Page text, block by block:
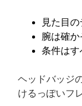
見た目
腕は確か
条件はす
ヘッドバッジ
けるっぽいフ